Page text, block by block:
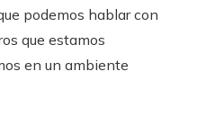
podemos hablar con
que estamos
en un ambiente